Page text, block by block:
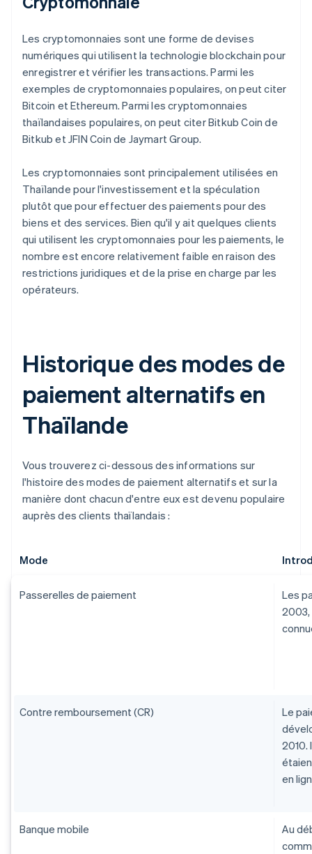
Les cryptomonnaies sont une forme de devises
numériques qui utilisent la technologie blockchain pour
enregistrer et vérifier les transactions. Parmi les
exemples de cryptomonnaies populaires, on peut citer
Bitcoin et Ethereum. Parmi les cryptomonnaies
thaïlandaises populaires, on peut citer Bitkub Coin de
Bitkub et JFIN Coin de Jaymart Group.
Les cryptomonnaies sont principalement utilisées en
Thaïlande pour l'investissement et la spéculation
plutôt que pour effectuer des paiements pour des
biens et des services. Bien qu'il y ait quelques clients
qui utilisent les cryptomonnaies pour les paiements, le
nombre est encore relativement faible en raison des
restrictions juridiques et de la prise en charge par les
opérateurs.
Historique des modes de
paiement alternatifs en
Thaïlande
Vous trouverez ci-dessous des informations sur
l'histoire des modes de paiement alternatifs et sur la
manière dont chacun d'entre eux est devenu populaire
auprès des clients thaïlandais :
Mode
Passerelles de paiement
Les
2003,
Contre remboursement (CR)
Le
2010.
en
Banque mobile
Au